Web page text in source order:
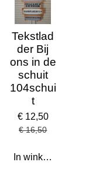
Tekstlad
der Bij
ons in de
schuit
104schui
t
€ 12,50
€ 16,50
In winkelwagen